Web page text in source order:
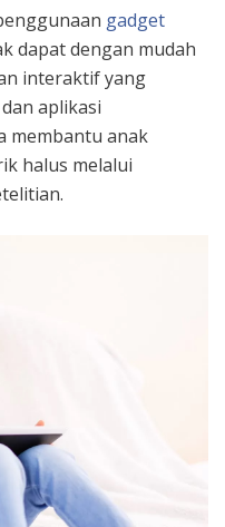
gadget
dapat dengan mudah
interaktif yang
aplikasi
membantu anak
halus melalui